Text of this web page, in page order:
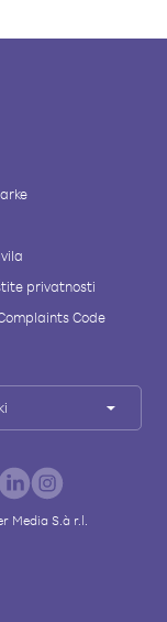
privatnosti
Code
Media S.à r.l.